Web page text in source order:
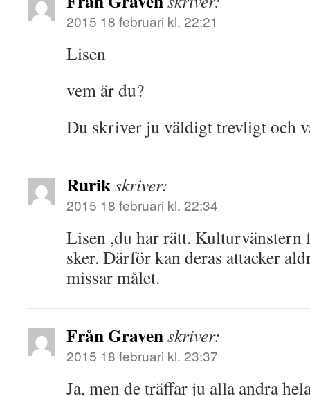
2015 18 februari kl. 22:21
Lisen
vem är du?
Du skriver ju väldigt trevligt och
Rurikskriver:
2015 18 februari kl. 22:34
Lisen ,du har rätt. Kulturvänstern
sker. Därför kan deras attacker
missar målet.
Från Gravenskriver:
2015 18 februari kl. 23:37
Ja, men de träffar ju alla andra